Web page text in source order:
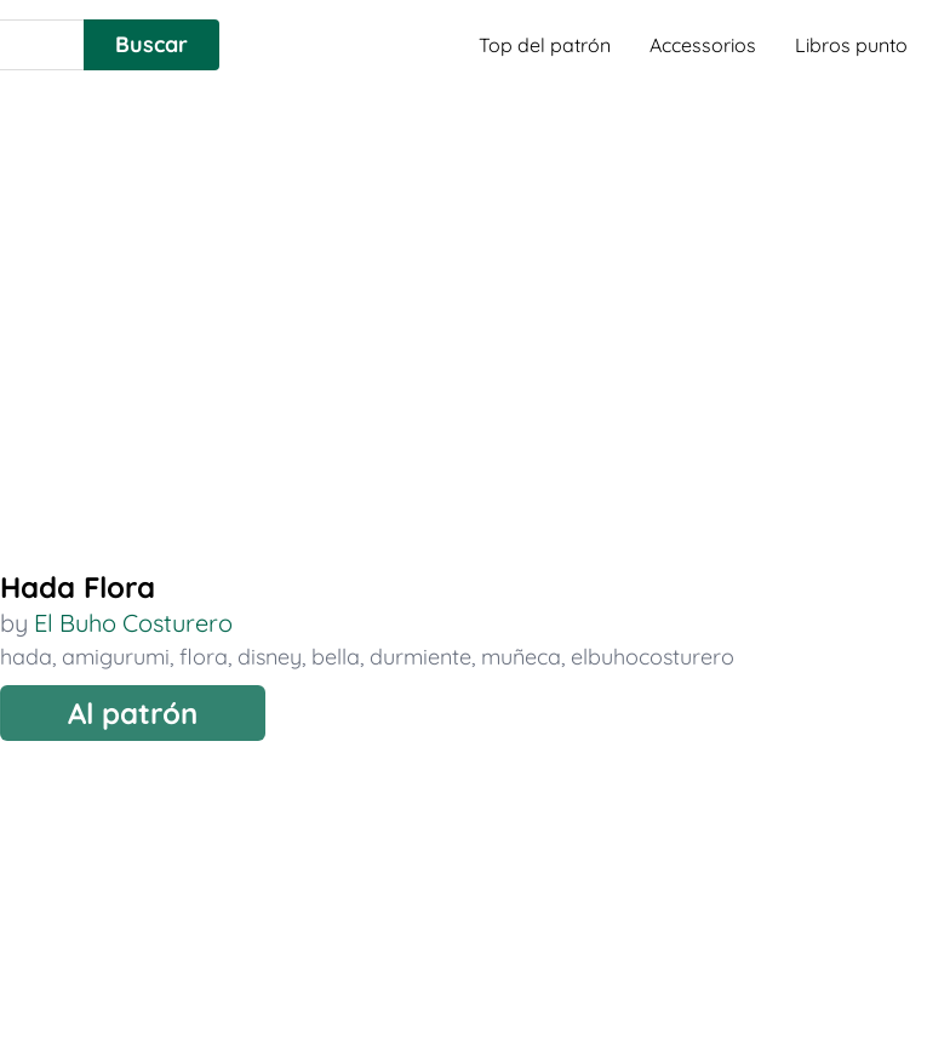
Top del patrón Accessorios Libros punto
Hada Flora
by El Buho Costurero
hada, amigurumi, flora, disney, bella, durmiente, muñeca, elbuhocosturero
Al patrón